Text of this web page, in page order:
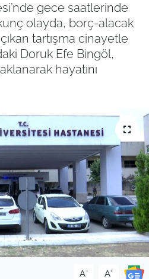
gece saatlerinde
olayda, borç-alacak
tartışma cinayetle
Doruk Efe Bingöl,
hayatını
A- A+